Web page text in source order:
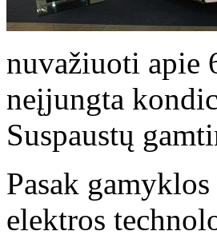
nuvažiuoti apie
neįjungta
Suspaustų
Pasak
elektros